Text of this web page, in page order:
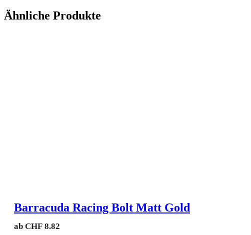
Ähnliche Produkte
Barracuda Racing Bolt Matt Gold
ab CHF 8.82